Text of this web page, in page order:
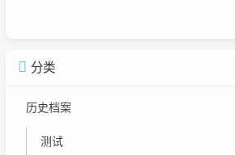
分类
历史档案
测试